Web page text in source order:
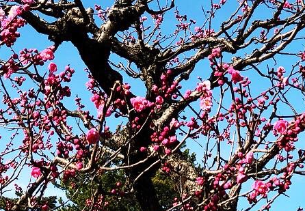
ン
コ
ン
テ
ン
ツ
へ
移
動